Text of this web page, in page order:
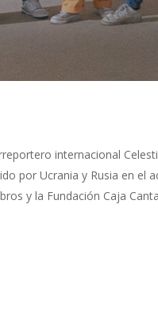
internacional
por Ucrania y Rusia en el
y la Fundación Caja